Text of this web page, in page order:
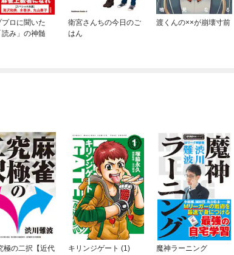
プロに聞いた
読み」の神髄
衛宮さんちの今日のご
はん
渡くんの××が崩壊寸前
極の二択【近代
キリンジゲート (1) 魔神ラーニング